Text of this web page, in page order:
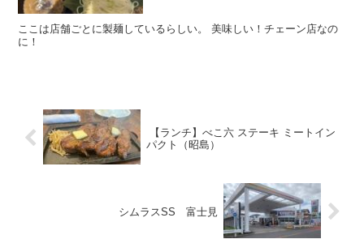
ここは店舗ごとに製麺しているらしい。 美味しい！チェーン店なの
に！
【ランチ】べこ六 ステーキ ミートイン
パクト（昭島）
シムラスSS 富士見